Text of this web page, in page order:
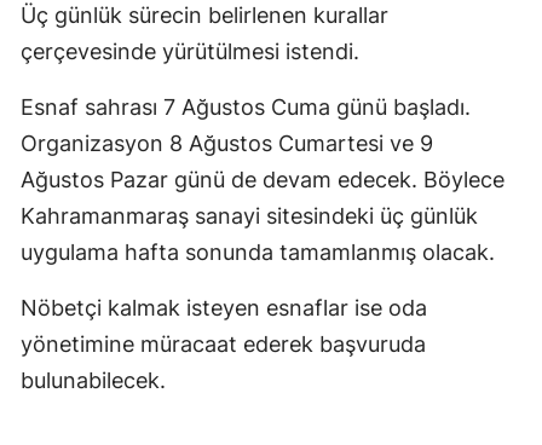
Üç günlük sürecin belirlenen kurallar
çerçevesinde yürütülmesi istendi.
Esnaf sahrası 7 Ağustos Cuma günü başladı.
Organizasyon 8 Ağustos Cumartesi ve 9
Ağustos Pazar günü de devam edecek. Böylece
Kahramanmaraş sanayi sitesindeki üç günlük
uygulama hafta sonunda tamamlanmış olacak.
Nöbetçi kalmak isteyen esnaflar ise oda
yönetimine müracaat ederek başvuruda
bulunabilecek.